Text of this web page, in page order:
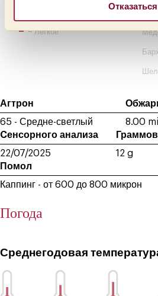
Отказаться
Легкое
Агтрон
65 - Средне-светлый
8.00
Cенсорного анализа
22/07/2025
12 g
Помол
Каппинг - от 600 до 800 микрон
Погода
Среднегодовая